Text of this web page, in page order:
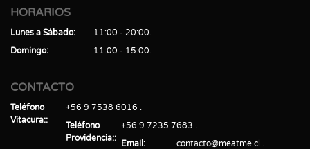
HORARIOS
Lunes a Sábado
11:00 - 20:00
Domingo
11:00 - 15:00
CONTACTO
Teléfono
Vitacura:
+56 9 7538 6016
Teléfono
Providencia:
+56 9 7235 7683
Email
contacto@meatme.cl